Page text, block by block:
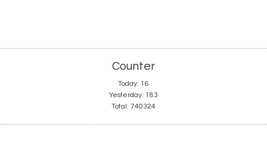
Counter
Today: 16
Yesterday: 183
Total: 740324